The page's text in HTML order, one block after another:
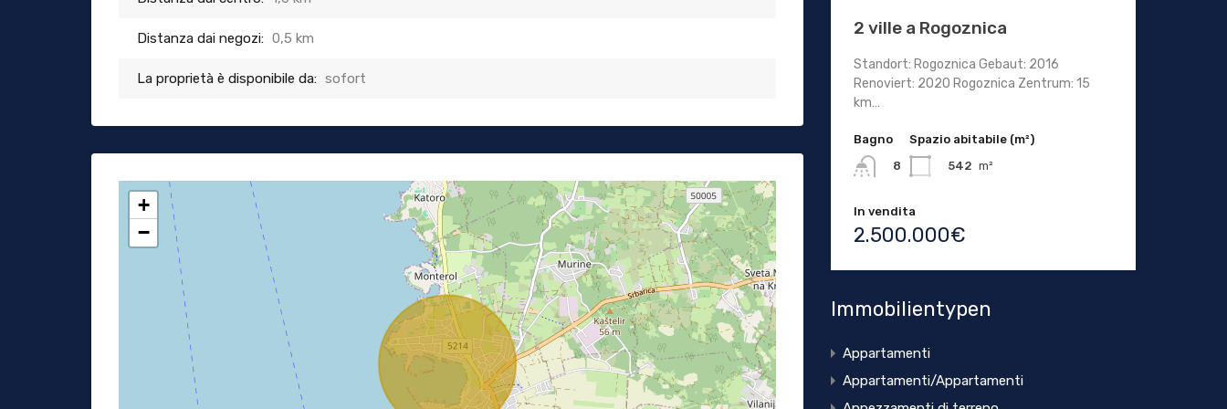
Distanza dai negozi: 0,5 km
La proprietà è disponibile da: sofort
+
−
2 ville a Rogoznica
Standort: Rogoznica Gebaut: 2016
Renoviert: 2020 Rogoznica Zentrum: 15
km…
Bagno
8
Spazio abitabile (m²)
542 m²
In vendita
2.500.000€
Immobilientypen
Appartamenti
Appartamenti/Appartamenti